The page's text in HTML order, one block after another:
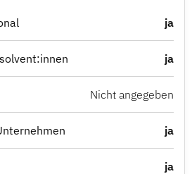
ja
ja
Nicht angegeben
ja
ja